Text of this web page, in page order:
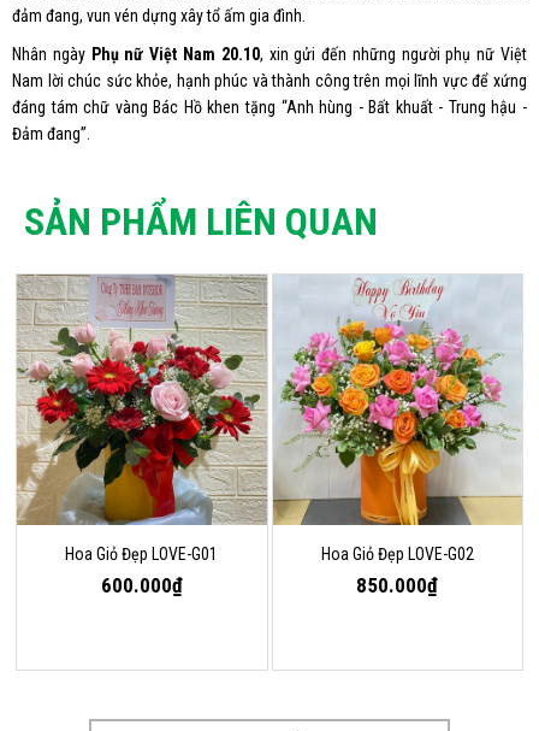
đảm đang, vun vén dựng xây tổ ấm gia đình.
Nhân ngày Phụ nữ Việt Nam 20.10, xin gửi đến những người phụ nữ Việt
Nam lời chúc sức khỏe, hạnh phúc và thành công trên mọi lĩnh vực để xứng
đáng tám chữ vàng Bác Hồ khen tặng “Anh hùng - Bất khuất - Trung hậu -
Đảm đang”.
SẢN PHẨM LIÊN QUAN
Hoa Giỏ Đẹp LOVE-G01
600.000₫
Hoa Giỏ Đẹp LOVE-G02
850.000₫